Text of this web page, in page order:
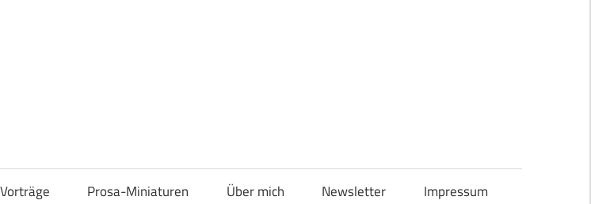
Prosa-Miniaturen Über mich Newsletter Impressum